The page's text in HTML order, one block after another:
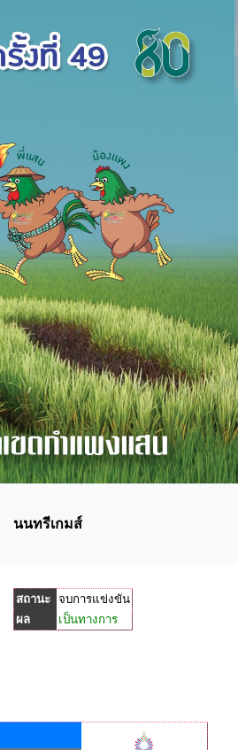
นนทรีเกมส์
สถานะ
จบการแข่งขัน
ผล
เป็นทางการ